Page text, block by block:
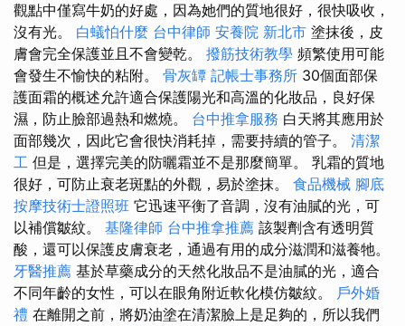
觀點中僅寫牛奶的好處，因為她們的質地很好，很快吸收，
沒有光。 白蟻怕什麼 台中律師 安養院 新北市 塗抹後，皮
膚會完全保護並且不會變乾。 撥筋技術教學 頻繁使用可能
會發生不愉快的粘附。 骨灰罈 記帳士事務所 30個面部保
護面霜的概述允許適合保護陽光和高溫的化妝品，良好保
濕，防止臉部過熱和燃燒。 台中推拿服務 白天將其應用於
面部幾次，因此它會很快消耗掉，需要持續的管子。 清潔
工 但是，選擇完美的防曬霜並不是那麼簡單。 乳霜的質地
很好，可防止衰老斑點的外觀，易於塗抹。 食品機械 腳底
按摩技術士證照班 它迅速平衡了音調，沒有油膩的光，可
以補償皺紋。 基隆律師 台中推拿推薦 該製劑含有透明質
酸，還可以保護皮膚衰老，通過有用的成分滋潤和滋養牠。
牙醫推薦 基於草藥成分的天然化妝品不是油膩的光，適合
不同年齡的女性，可以在眼角附近軟化模仿皺紋。 戶外婚
禮 在離開之前，將奶油塗在清潔臉上是足夠的，所以我們